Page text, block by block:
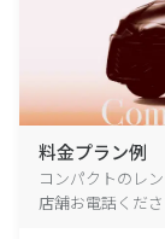
料金プラン例
コンパクトのレ
店舗お電話くださ